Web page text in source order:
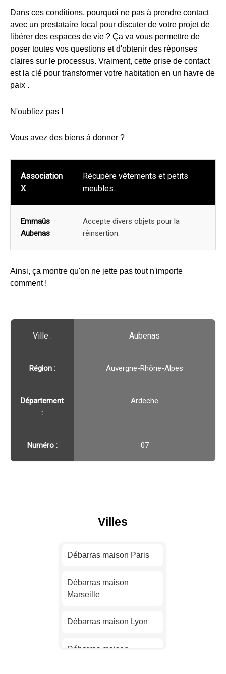
Dans ces conditions, pourquoi ne pas à prendre contact
avec un prestataire local pour discuter de votre projet de
libérer des espaces de vie ? Ça va vous permettre de
poser toutes vos questions et d'obtenir des réponses
claires sur le processus. Vraiment, cette prise de contact
est la clé pour transformer votre habitation en un havre de
paix .
N'oubliez pas !
Vous avez des biens à donner ?
Association
X
Récupère vêtements et petits
meubles.
Emmaüs
Aubenas
Accepte divers objets pour la
réinsertion.
Ainsi, ça montre qu'on ne jette pas tout n'importe
comment !
Ville :️ Aubenas
Région :️ Auvergne-Rhône-Alpes
Département
:
Ardeche
Numéro : 07
Villes
Débarras maison Paris
Débarras maison
Marseille
Débarras maison Lyon
Débarras maison